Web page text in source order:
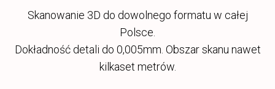
Skanowanie 3D do dowolnego formatu w całej
Polsce.
Dokładność detali do 0,005mm. Obszar skanu nawet
kilkaset metrów.